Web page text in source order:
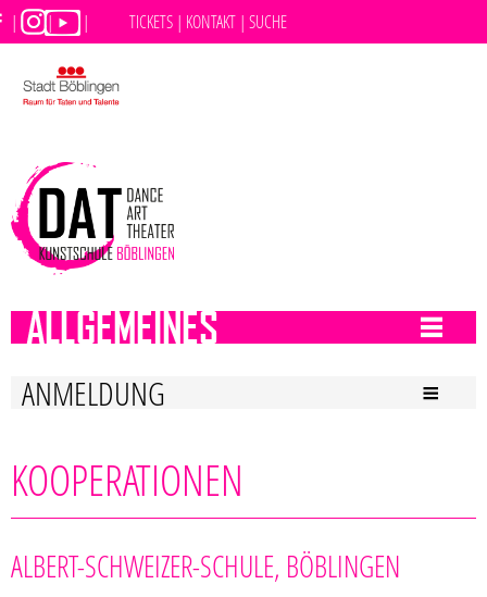
| | | TICKETS | KONTAKT | SUCHE
DAT INFOS
ANMELDUNG
KOOPERATIONEN
ALBERT-SCHWEIZER-SCHULE, BÖBLINGEN